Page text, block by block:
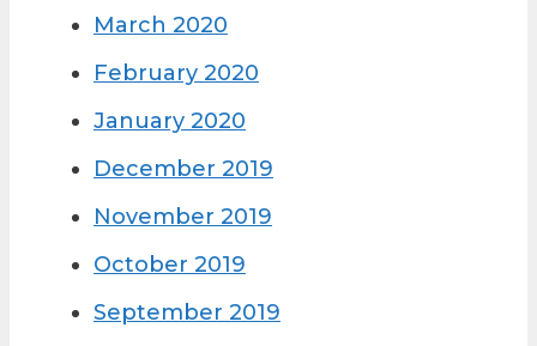
March 2020
February 2020
January 2020
December 2019
November 2019
October 2019
September 2019